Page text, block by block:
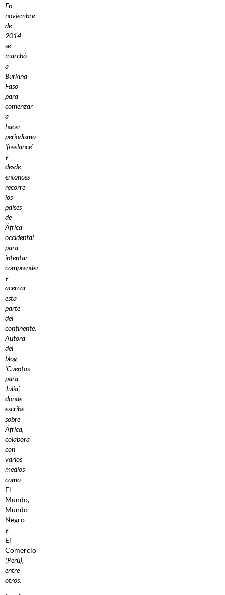
En
noviembre
de
2014
se
marchó
a
Burkina
Faso
para
comenzar
a
hacer
periodismo
‘freelance’
y
desde
entonces
recorre
los
países
de
África
occidental
para
intentar
comprender
y
acercar
esta
parte
del
continente.
Autora
del
blog
‘Cuentos
para
Julia’,
donde
escribe
sobre
África,
colabora
con
varios
medios
como
El
Mundo,
Mundo
Negro
y
El
Comercio
(Perú),
entre
otros.